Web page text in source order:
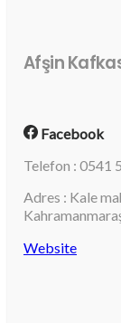
Afşin
Facebook
Telefon : 0541
Adres : Kale
Website